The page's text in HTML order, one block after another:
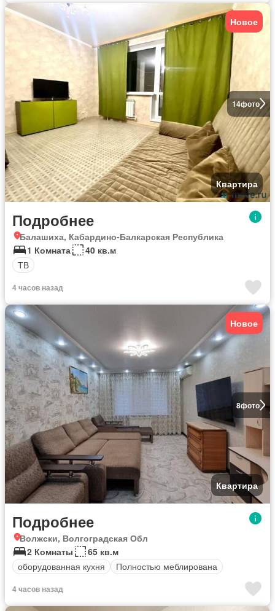
14фото
Новое
Квартира
Подробнее
Балашиха, Кабардино-Балкарская Республика
1 Комната
40 кв.м
ТВ
4 часов назад
8фото
Новое
Квартира
Подробнее
Волжски, Волгоградская Обл
2 Комнаты
65 кв.м
оборудованная кухня
Полностью меблирована
4 часов назад